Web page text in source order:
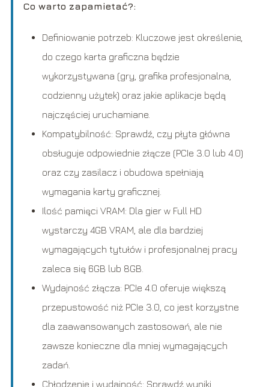
Co warto zapamietać?:
Definiowanie potrzeb: Kluczowe jest określenie,
do czego karta graficzna będzie
wykorzystywana (gry, grafika profesjonalna,
codzienny użytek) oraz jakie aplikacje będą
najczęściej uruchamiane.
Kompatybilność: Sprawdź, czy płyta główna
obsługuje odpowiednie złącze (PCIe 3.0 lub 4.0)
oraz czy zasilacz i obudowa spełniają
wymagania karty graficznej.
Ilość pamięci VRAM: Dla gier w Full HD
wystarczy 4GB VRAM, ale dla bardziej
wymagających tytułów i profesjonalnej pracy
zaleca się 6GB lub 8GB.
Wydajność złącza: PCIe 4.0 oferuje większą
przepustowość niż PCIe 3.0, co jest korzystne
dla zaawansowanych zastosowań, ale nie
zawsze konieczne dla mniej wymagających
zadań.
Chłodzenie i wydajność: Sprawdź wyniki